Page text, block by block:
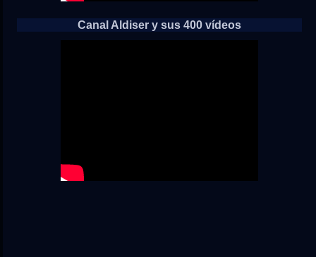
Canal Aldiser y sus 400 vídeos